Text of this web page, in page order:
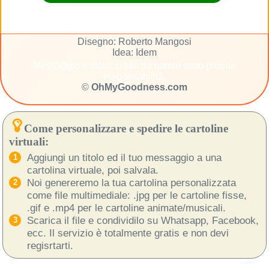
Disegno: Roberto Mangosi
Idea: Idem
© OhMyGoodness.com
Come personalizzare e spedire le cartoline
virtuali:
Aggiungi un titolo ed il tuo messaggio a una
cartolina virtuale, poi salvala.
Noi genereremo la tua cartolina personalizzata
come file multimediale: .jpg per le cartoline fisse,
.gif e .mp4 per le cartoline animate/musicali.
Scarica il file e condividilo su Whatsapp, Facebook,
ecc. Il servizio è totalmente gratis e non devi
regisrtarti.